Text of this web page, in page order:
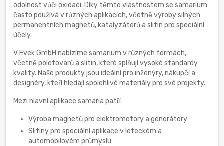
odolnost vůči oxidaci. Díky těmto vlastnostem se samarium
často používá v různých aplikacích, včetně výroby silných
permanentních magnetů, katalyzátorů a slitin pro speciální
účely.
V Evek GmbH nabízíme samarium v různých formách,
včetně polotovarů a slitin, které splňují vysoké standardy
kvality. Naše produkty jsou ideální pro inženýry, nákupčí a
designéry, kteří hledají spolehlivé materiály pro své projekty.
Mezi hlavní aplikace samaria patří:
Výroba magnetů pro elektromotory a generátory
Slitiny pro speciální aplikace v leteckém a
automobilovém průmyslu